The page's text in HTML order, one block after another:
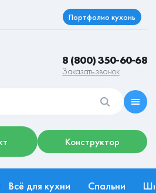
Портфолио кухонь
8 (800) 350-60-68
Заказать звонок
Конструктор
Всё для кухни Спальни